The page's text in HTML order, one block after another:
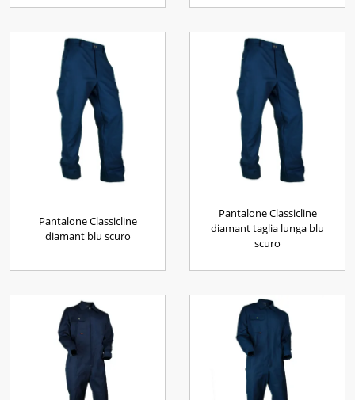
Pantalone Classicline
diamant blu scuro
Pantalone Classicline
diamant taglia lunga blu
scuro